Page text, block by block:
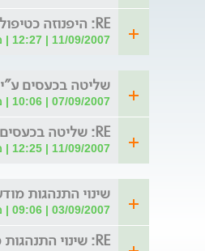
RE: היפנוזה כטיפול לירידת סוכר
11/09/2007 | 12:27 | מאת: ד"ר עמיר לאור
שליטה בכעסים
07/09/2007 | 10:06 | מאת: ה
RE: שליטה בכעסים ע"י הפנוזה
11/09/2007 | 12:25 | מאת: ד"ר עמיר לאור
שינוי התנהגות
03/09/2007 | 09:06 | מאת: עדי
RE: שינוי התנהגות מודעת